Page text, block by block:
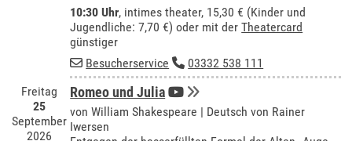
10:30 Uhr, intimes theater, 15,30 € (Kinder und
Jugendliche: 7,70 €) oder mit derTheatercard
günstiger
Besucherservice
03332 538 111
Freitag
25
September
2026
Romeo und Julia
von William Shakespeare | Deutsch von Rainer
Iwersen